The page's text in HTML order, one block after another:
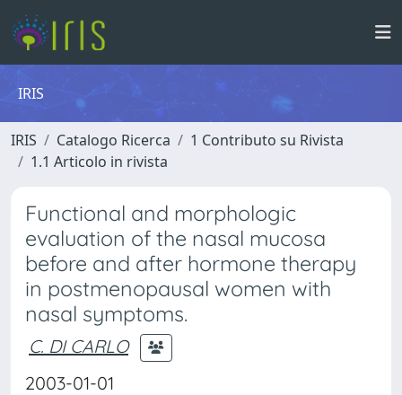
IRIS
IRIS Catalogo Ricerca
1 Contributo su Rivista
1.1 Articolo in rivista
Functional and morphologic
evaluation of the nasal mucosa
before and after hormone therapy
in postmenopausal women with
nasal symptoms.
C. DI CARLO
2003-01-01